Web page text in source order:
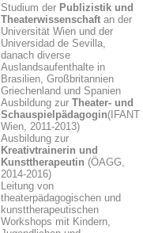
Studium derPublizistik und
Theaterwissenschaftan der
Universität Wien und der
Universidad de Sevilla,
danach diverse
Auslandsaufenthalte in
Brasilien, Großbritannien
Griechenland und Spanien
Ausbildung zur Theater- und
Schauspielpädagogin(IFANT
Wien, 2011-2013)
Ausbildung zur
Kreativtrainerin und
Kunsttherapeutin (ÖAGG,
2014-2016)
Leitung von
theaterpädagogischen und
kunsttherapeutischen
Workshops mit Kindern,